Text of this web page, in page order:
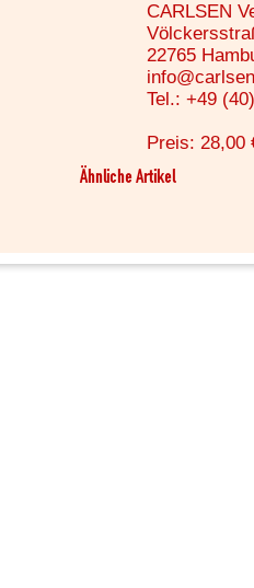
CARLSEN
22765
Tel.: +49
Preis: 28,00